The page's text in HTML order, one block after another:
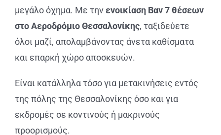
μεγάλο όχημα. Με την ενοικίαση Βαν 7 θέσεων
στο Αεροδρόμιο Θεσσαλονίκης, ταξιδεύετε
όλοι μαζί, απολαμβάνοντας άνετα καθίσματα
και επαρκή χώρο αποσκευών.
Είναι κατάλληλα τόσο για μετακινήσεις εντός
της πόλης της Θεσσαλονίκης όσο και για
εκδρομές σε κοντινούς ή μακρινούς
προορισμούς.